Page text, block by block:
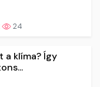
24
a klíma? Így